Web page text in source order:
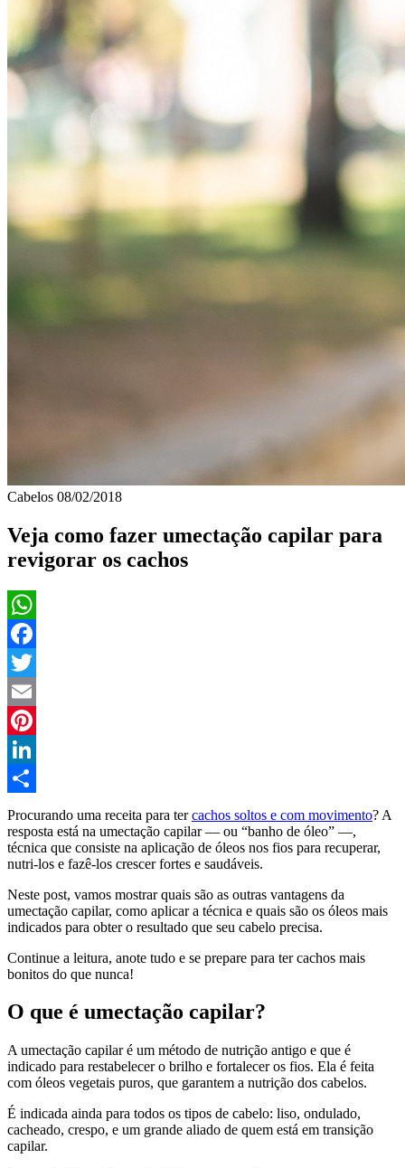
Cabelos 08/02/2018
Veja como fazer umectação capilar para
revigorar os cachos
WhatsApp
Facebook
Twitter
Email
Pinterest
LinkedIn
Compartilhar
Procurando uma receita para tercachos soltos e com movimento? A
resposta está na umectação capilar — ou “banho de óleo” —,
técnica que consiste na aplicação de óleos nos fios para recuperar,
nutri-los e fazê-los crescer fortes e saudáveis.
Neste post, vamos mostrar quais são as outras vantagens da
umectação capilar, como aplicar a técnica e quais são os óleos mais
indicados para obter o resultado que seu cabelo precisa.
Continue a leitura, anote tudo e se prepare para ter cachos mais
bonitos do que nunca!
O que é umectação capilar?
A umectação capilar é um método de nutrição antigo e que é
indicado para restabelecer o brilho e fortalecer os fios. Ela é feita
com óleos vegetais puros, que garantem a nutrição dos cabelos.
É indicada ainda para todos os tipos de cabelo: liso, ondulado,
cacheado, crespo, e um grande aliado de quem está em transição
capilar.